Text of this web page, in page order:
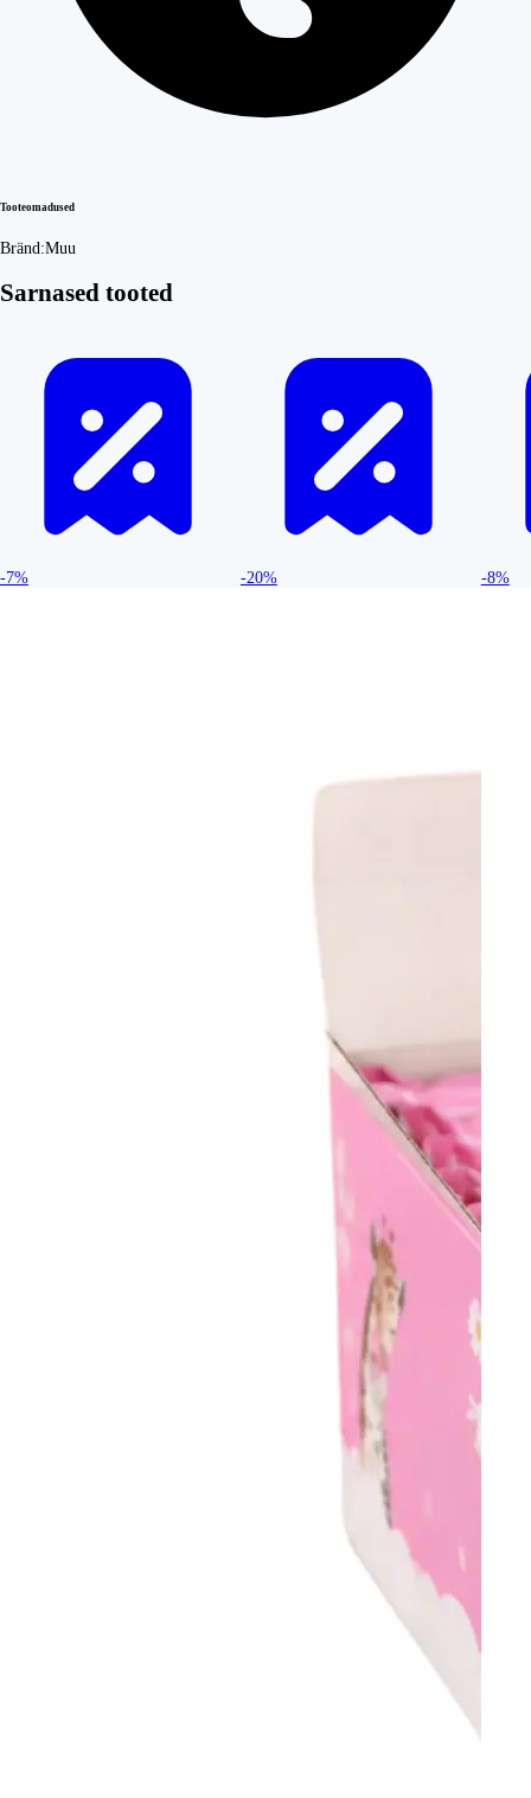
Tooteomadused
Bränd:Muu
Sarnased tooted
-7% -20% -8%